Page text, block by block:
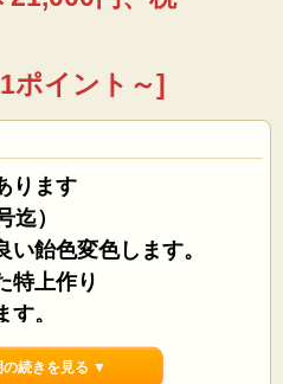
イント～]
ります
）
飴色変色します。
特上作り
。
続きを見る ▼